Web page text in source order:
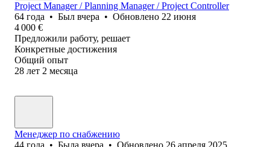
Project Manager / Planning Manager / Project Controller
64 года • Был вчера • Обновлено 22 июня
4 000 €
Предложили работу, решает
Конкретные достижения
Общий опыт
28 лет 2 месяца
Менеджер по снабжению
44 года • Была вчера • Обновлено 26 апреля 2025